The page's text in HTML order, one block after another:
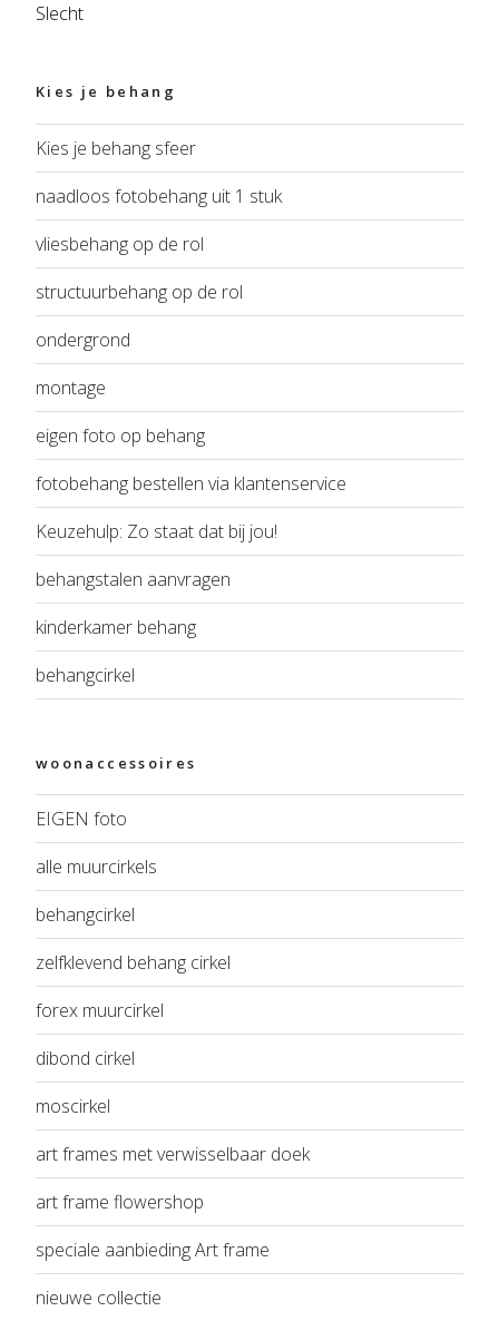
Slecht
Kies je behang
Kies je behang sfeer
naadloos fotobehang uit 1 stuk
vliesbehang op de rol
structuurbehang op de rol
ondergrond
montage
eigen foto op behang
fotobehang bestellen via klantenservice
Keuzehulp: Zo staat dat bij jou!
behangstalen aanvragen
kinderkamer behang
behangcirkel
woonaccessoires
EIGEN foto
alle muurcirkels
behangcirkel
zelfklevend behang cirkel
forex muurcirkel
dibond cirkel
moscirkel
art frames met verwisselbaar doek
art frame flowershop
speciale aanbieding Art frame
nieuwe collectie